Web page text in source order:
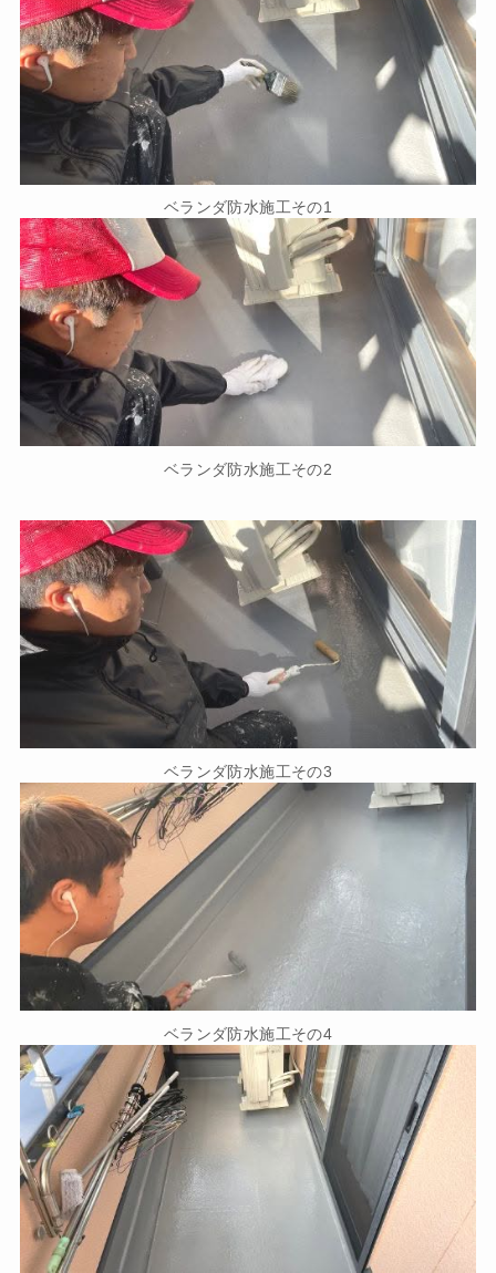
ベランダ防水施工その1
ベランダ防水施工その2
ベランダ防水施工その3
ベランダ防水施工その4